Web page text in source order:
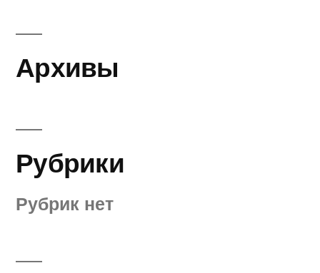
Архивы
Рубрики
Рубрик нет